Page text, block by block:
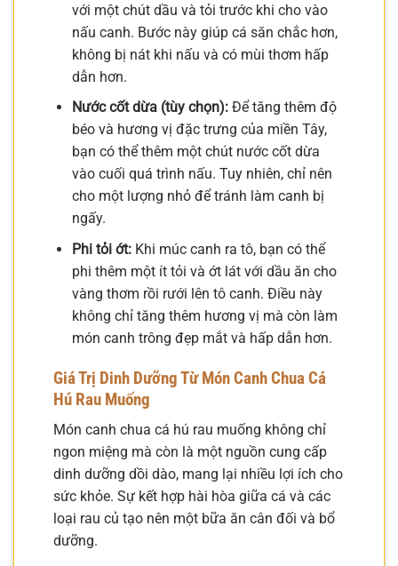
với một chút dầu và tỏi trước khi cho vào
nấu canh. Bước này giúp cá săn chắc hơn,
không bị nát khi nấu và có mùi thơm hấp
dẫn hơn.
Nước cốt dừa (tùy chọn):Để tăng thêm độ
béo và hương vị đặc trưng của miền Tây,
bạn có thể thêm một chút nước cốt dừa
vào cuối quá trình nấu. Tuy nhiên, chỉ nên
cho một lượng nhỏ để tránh làm canh bị
ngấy.
Phi tỏi ớt:Khi múc canh ra tô, bạn có thể
phi thêm một ít tỏi và ớt lát với dầu ăn cho
vàng thơm rồi rưới lên tô canh. Điều này
không chỉ tăng thêm hương vị mà còn làm
món canh trông đẹp mắt và hấp dẫn hơn.
Giá Trị Dinh Dưỡng Từ Món Canh Chua Cá
Hú Rau Muống
Món canh chua cá hú rau muống không chỉ
ngon miệng mà còn là một nguồn cung cấp
dinh dưỡng dồi dào, mang lại nhiều lợi ích cho
sức khỏe. Sự kết hợp hài hòa giữa cá và các
loại rau củ tạo nên một bữa ăn cân đối và bổ
dưỡng.